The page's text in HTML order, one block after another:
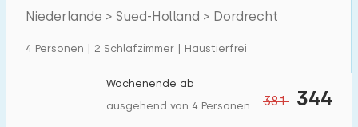
Dordrecht
Niederlande > Sued-Holland > Dordrecht
4 Personen | 2 Schlafzimmer | Haustierfrei
381 344
Wochenende ab
ausgehend von 4 Personen